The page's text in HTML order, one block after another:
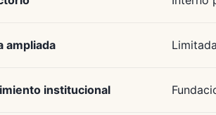
ampliada Limitada
institucional